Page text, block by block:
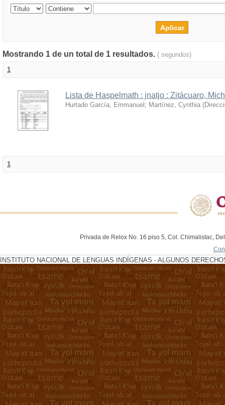
Mostrando 1 de un total de 1 resultados. ( segundos)
1
Lista de Haspelmath : jnatjo : Zitácuaro,
Hurtado García, Emmanuel ; Martínez, Cynthia (
1
Privada de Relox No. 16 piso 5, Col. Chimalistac,
INSTITUTO NACIONAL DE LENGUAS INDÍGENAS - ALGUNOS